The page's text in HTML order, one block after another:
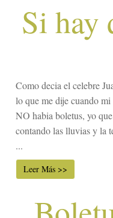
Si hay
Como decia el celebre
lo que me dije cuando
NO habia boletus, yo
contando las lluvias y la
...
Leer Más >>